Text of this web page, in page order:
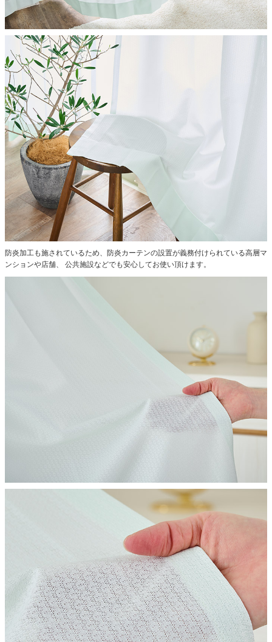
防炎加工も施されているため、防炎カーテンの設置が義務付けられている高層マ
ンションや店舗、 公共施設などでも安心してお使い頂けます。